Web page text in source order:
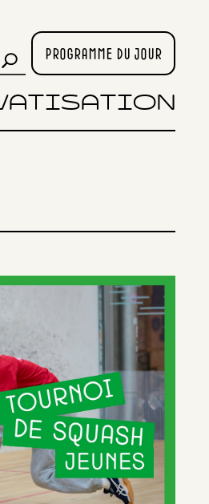
PROGRAMME DU JOUR